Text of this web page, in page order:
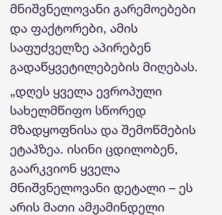
მნიშვნელოვანი გარემოებები
და ფაქტორები, ამის
საფუძველზე აპირებენ
გადაწყვეტილებების მიღებას.
„დღეს ყველა ევროპული
სახელმწიფო სწორედ
მზადყოფნისა და შემოწმების
ეტაპზეა. ისინი ცდილობენ,
გაარკვიონ ყველა
მნიშვნელოვანი დეტალი – ეს
არის მათი ამჟამინდელი